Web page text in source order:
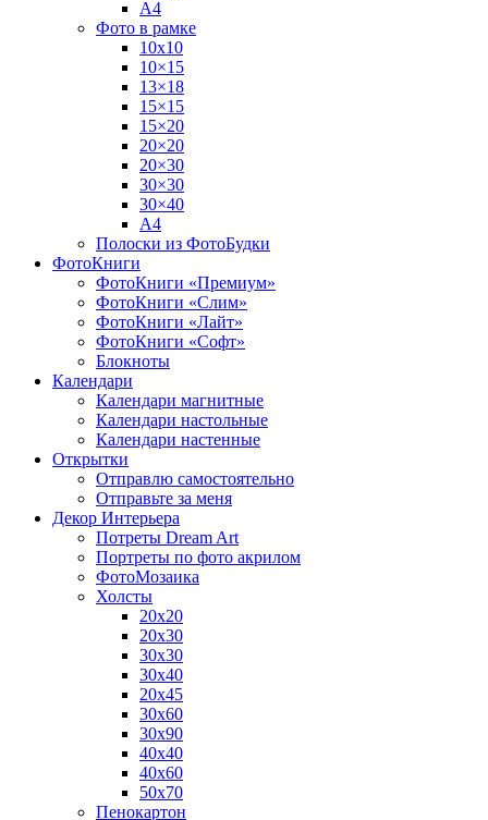
А4
Фото в рамке
10х10
10×15
13×18
15×15
15×20
20×20
20×30
30×30
30×40
A4
Полоски из ФотоБудки
ФотоКниги
ФотоКниги «Премиум»
ФотоКниги «Слим»
ФотоКниги «Лайт»
ФотоКниги «Софт»
Блокноты
Календари
Календари магнитные
Календари настольные
Календари настенные
Открытки
Отправлю самостоятельно
Отправьте за меня
Декор Интерьера
Потреты Dream Art
Портреты по фото акрилом
ФотоМозаика
Холсты
20х20
20х30
30х30
30х40
20х45
30х60
30х90
40х40
40х60
50х70
Пенокартон